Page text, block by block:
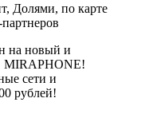
Долями, по карте
на новый и
MIRAPHONE!
сети и
рублей!